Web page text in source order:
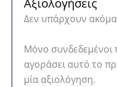
Αξιολογήσεις
Δεν υπάρχουν ακόμα
Μόνο συνδεδεμένοι
αγοράσει αυτό το
μία αξιολόγηση.